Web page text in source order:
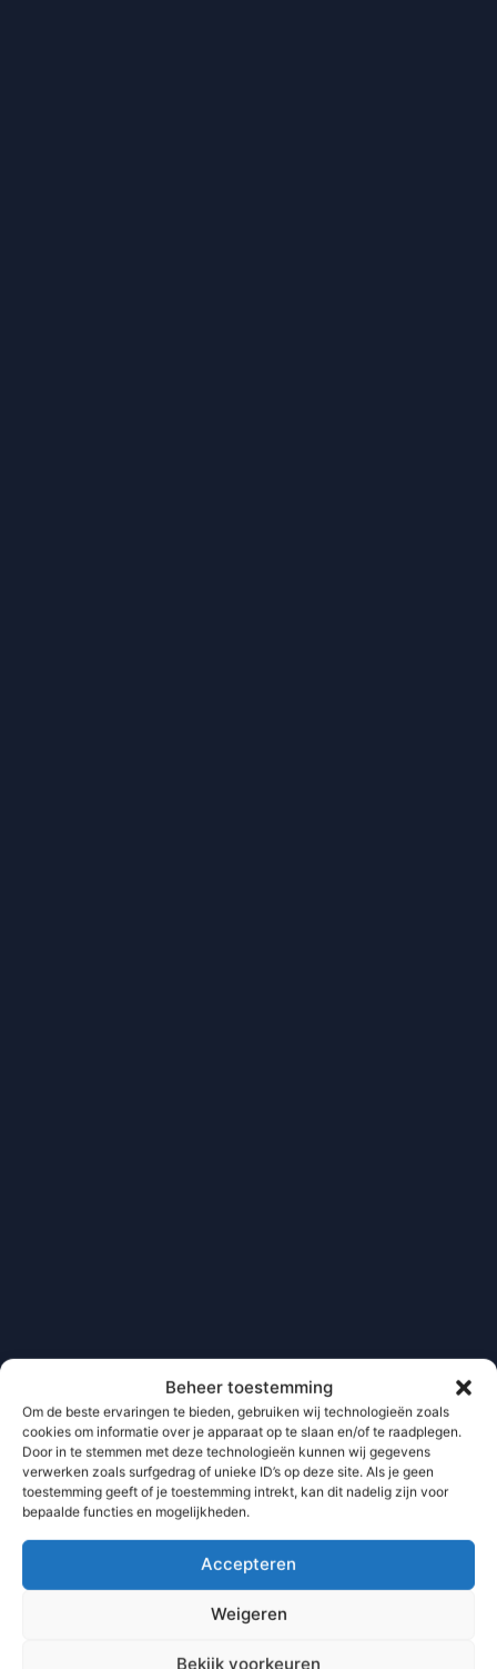
Beheer toestemming
Om de beste ervaringen te bieden, gebruiken wij technologieën zoals
cookies om informatie over je apparaat op te slaan en/of te raadplegen.
Door in te stemmen met deze technologieën kunnen wij gegevens
verwerken zoals surfgedrag of unieke ID’s op deze site. Als je geen
toestemming geeft of je toestemming intrekt, kan dit nadelig zijn voor
bepaalde functies en mogelijkheden.
Accepteren
Weigeren
Bekijk voorkeuren